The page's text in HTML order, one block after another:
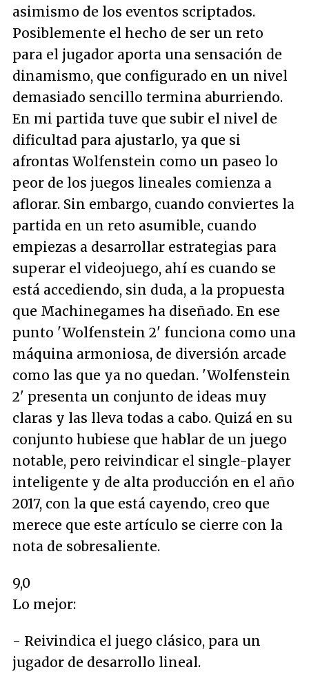
asimismo de los eventos scriptados.
Posiblemente el hecho de ser un reto
para el jugador aporta una sensación de
dinamismo, que configurado en un nivel
demasiado sencillo termina aburriendo.
En mi partida tuve que subir el nivel de
dificultad para ajustarlo, ya que si
afrontas Wolfenstein como un paseo lo
peor de los juegos lineales comienza a
aflorar. Sin embargo, cuando conviertes la
partida en un reto asumible, cuando
empiezas a desarrollar estrategias para
superar el videojuego, ahí es cuando se
está accediendo, sin duda, a la propuesta
que Machinegames ha diseñado. En ese
punto 'Wolfenstein 2' funciona como una
máquina armoniosa, de diversión arcade
como las que ya no quedan. 'Wolfenstein
2' presenta un conjunto de ideas muy
claras y las lleva todas a cabo. Quizá en su
conjunto hubiese que hablar de un juego
notable, pero reivindicar el single-player
inteligente y de alta producción en el año
2017, con la que está cayendo, creo que
merece que este artículo se cierre con la
nota de sobresaliente.
9,0
Lo mejor:
- Reivindica el juego clásico, para un
jugador de desarrollo lineal.